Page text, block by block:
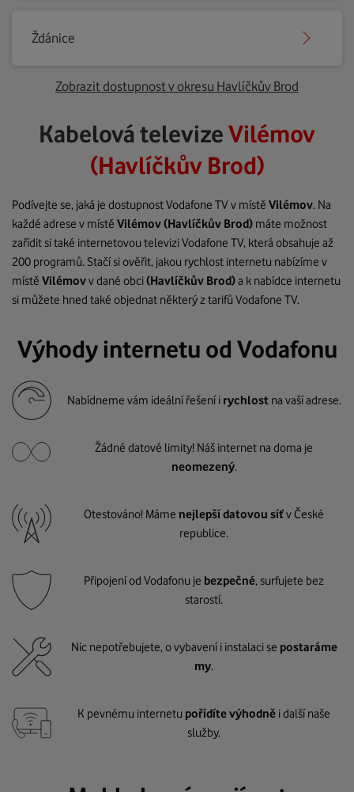
Ždánice
Zobrazit dostupnost v okresu Havlíčkův Brod
Kabelová televizeVilémov
(Havlíčkův Brod)
Podívejte se, jaká je dostupnost Vodafone TV v místě Vilémov. Na
každé adrese v místě Vilémov(Havlíčkův Brod) máte možnost
zařídit si také internetovou televizi Vodafone TV, která obsahuje až
200 programů. Stačí si ověřit, jakou rychlost internetu nabízíme v
místě Vilémovv dané obci(Havlíčkův Brod)a k nabídce internetu
si můžete hned také objednat některý z tarifů Vodafone TV.
Výhody internetu od Vodafonu
Nabídneme vám ideální řešení i rychlost na vaší adrese.
Žádné datové limity! Náš internet na doma je
neomezený.
Otestováno! Máme nejlepší datovou síťv České
republice.
Připojení od Vodafonu je bezpečné, surfujete bez
starostí.
Nic nepotřebujete, o vybavení i instalaci se postaráme
my.
K pevnému internetu pořídíte výhodně i další naše
služby.